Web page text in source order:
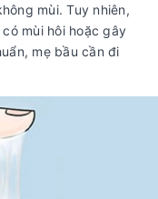
mùi. Tuy nhiên,
mùi hôi hoặc gây
mẹ bầu cần đi